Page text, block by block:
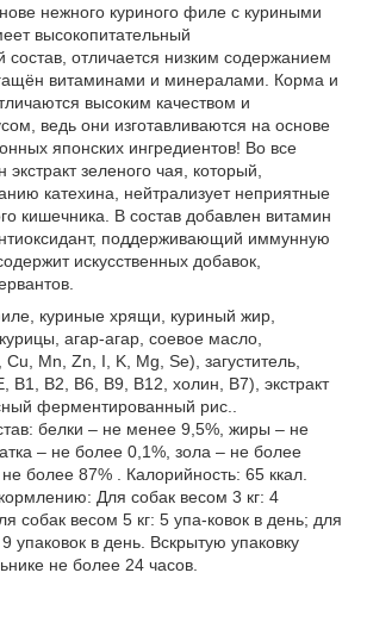
нежного куриного филе с куриными
высокопитательный
состав, отличается низким содержанием
витаминами и минералами. Корма и
высоким качеством и
ведь они изготавливаются на основе
японских ингредиентов! Во все
зеленого чая, который,
катехина, нейтрализует неприятные
кишечника. В состав добавлен витамин
поддерживающий иммунную
искусственных добавок,
куриные хрящи, куриный жир,
агар-агар, соевое масло,
Mn, Zn, I, K, Mg, Se), загуститель,
B1, B2, B6, B9, B12, холин, B7), экстракт
ферментированный рис..
белки – не менее 9,5%, жиры – не
– не более 0,1%, зола – не более
более 87% . Калорийность: 65 ккал.
Для собак весом 3 кг: 4
собак весом 5 кг: 5 упа-ковок в день; для
упаковок в день. Вскрытую упаковку
не более 24 часов.